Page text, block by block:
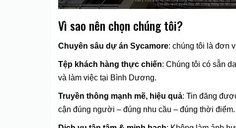
Vì sao nên chọn chúng tôi?
Chuyên sâu dự án Sycamore: chúng tôi là đơn
Tệp khách hàng thực chiến: Chúng tôi có sẵn
và làm việc tại Bình Dương.
Truyền thông mạnh mẽ, hiệu quả: Tin đăng
cận đúng người – đúng nhu cầu – đúng thời điểm.